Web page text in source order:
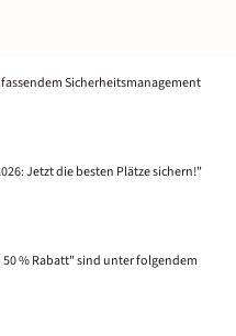
Sicherheitsmanagement
Jetzt die besten Plätze sichern!"
% Rabatt" sind unter folgendem